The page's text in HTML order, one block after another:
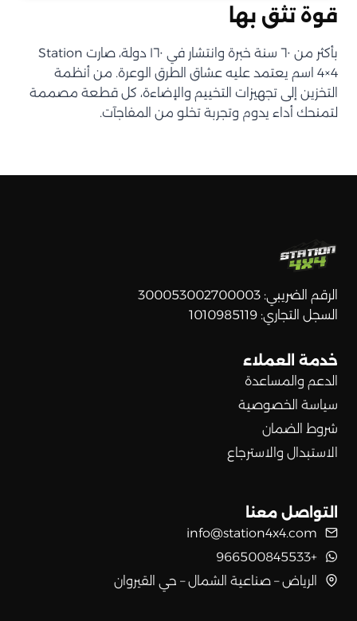
قوة تثق بها
بأكثر من ٦٠ سنة خبرة وانتشار في ١٦٠ دولة، صارت Station
4×4 اسم يعتمد عليه عشاق الطرق الوعرة. من أنظمة
التخزين إلى تجهيزات التخييم والإضاءة، كل قطعة مصممة
لتمنحك أداء يدوم وتجربة تخلو من المفاجآت.
الرقم الضريبي: 300053002700003
السجل التجاري: 1010985119
خدمة العملاء
الدعم والمساعدة
سياسة الخصوصية
شروط الضمان
الاستبدال والاسترجاع
التواصل معنا
info@station4x4.com
+966500845533
الرياض – صناعية الشمال – حي القيروان